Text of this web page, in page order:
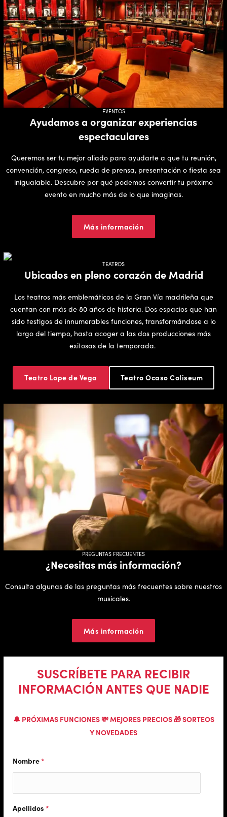
EVENTOS
Ayudamos a organizar experiencias
espectaculares
Queremos ser tu mejor aliado para ayudarte a que tu reunión,
convención, congreso, rueda de prensa, presentación o fiesta sea
inigualable. Descubre por qué podemos convertir tu próximo
evento en mucho más de lo que imaginas.
Más información
TEATROS
Ubicados en pleno corazón de Madrid
Los teatros más emblemáticos de la Gran Vía madrileña que
cuentan con más de 80 años de historia. Dos espacios que han
sido testigos de innumerables funciones, transformándose a lo
largo del tiempo, hasta acoger a las dos producciones más
exitosas de la temporada.
Teatro Lope de Vega Teatro Ocaso Coliseum
PREGUNTAS FRECUENTES
¿Necesitas más información?
Consulta algunas de las preguntas más frecuentes sobre nuestros
musicales.
Más información
SUSCRÍBETE PARA RECIBIR
INFORMACIÓN ANTES QUE NADIE
🔔 PRÓXIMAS FUNCIONES 💸 MEJORES PRECIOS 🎁 SORTEOS
Y NOVEDADES
Nombre*
Apellidos *